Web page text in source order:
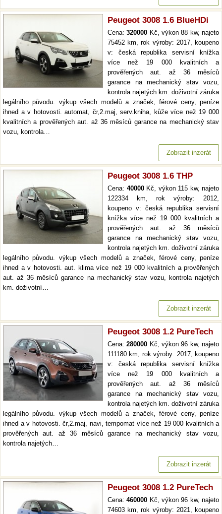
Peugeot 3008 1.6 BlueHDi
Cena:320000 Kč, výkon 88 kw, najeto
75452 km, rok výroby: 2017, koupeno
v: česká republika servisní knížka
více než 19 000 kvalitních a
prověřených aut. až 36 měsíců
garance na mechanický stav vozu,
kontrola najetých km. doživotní záruka
legálního původu. výkup všech modelů a značek, férové ceny, peníze
ihned a v hotovosti. automat, čr,2.maj, serv.kniha, kůže více než 19 000
kvalitních a prověřených aut. až 36 měsíců garance na mechanický stav
vozu, kontrola…
Zobrazit inzerát
Peugeot 3008 1.6 THP
Cena: 40000Kč, výkon 115 kw, najeto
122334 km, rok výroby: 2012,
koupeno v: česká republika servisní
knížka více než 19 000 kvalitních a
prověřených aut. až 36 měsíců
garance na mechanický stav vozu,
kontrola najetých km. doživotní záruka
legálního původu. výkup všech modelů a značek, férové ceny, peníze
ihned a v hotovosti. aut. klima více než 19 000 kvalitních a prověřených
aut. až 36 měsíců garance na mechanický stav vozu, kontrola najetých
km. doživotní…
Zobrazit inzerát
Peugeot 3008 1.2 PureTech
Cena:280000 Kč, výkon 96 kw, najeto
111180 km, rok výroby: 2017, koupeno
v: česká republika servisní knížka
více než 19 000 kvalitních a
prověřených aut. až 36 měsíců
garance na mechanický stav vozu,
kontrola najetých km. doživotní záruka
legálního původu. výkup všech modelů a značek, férové ceny, peníze
ihned a v hotovosti. čr,2.maj, navi, tempomat více než 19 000 kvalitních a
prověřených aut. až 36 měsíců garance na mechanický stav vozu,
kontrola najetých…
Zobrazit inzerát
Peugeot 3008 1.2 PureTech
Cena:460000 Kč, výkon 96 kw, najeto
74603 km, rok výroby: 2021, koupeno